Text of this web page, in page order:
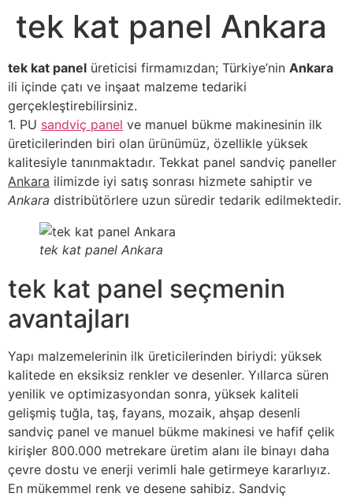
tek kat panel Ankara
tek kat panel üreticisi firmamızdan; Türkiye’nin Ankara
ili içinde çatı ve inşaat malzeme tedariki
gerçekleştirebilirsiniz.
1. PU sandviç panel ve manuel bükme makinesinin ilk
üreticilerinden biri olan ürünümüz, özellikle yüksek
kalitesiyle tanınmaktadır. Tekkat panel sandviç paneller
Ankara ilimizde iyi satış sonrası hizmete sahiptir ve
Ankara distribütörlere uzun süredir tedarik edilmektedir.
tek kat panel Ankara
tek kat panel seçmenin
avantajları
Yapı malzemelerinin ilk üreticilerinden biriydi: yüksek
kalitede en eksiksiz renkler ve desenler. Yıllarca süren
yenilik ve optimizasyondan sonra, yüksek kaliteli
gelişmiş tuğla, taş, fayans, mozaik, ahşap desenli
sandviç panel ve manuel bükme makinesi ve hafif çelik
kirişler 800.000 metrekare üretim alanı ile binayı daha
çevre dostu ve enerji verimli hale getirmeye kararlıyız.
En mükemmel renk ve desene sahibiz. Sandviç